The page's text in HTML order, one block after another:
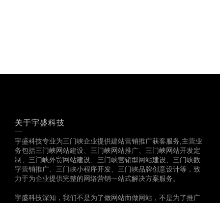
关于宇盛科技
宇盛科技专业为三门峡企业提供建站营销推广获客服务,主营业
务包括三门峡网站建设、三门峡网站推广、三门峡网站开发定
制、三门峡外贸网站建设、三门峡营销型网站建设、三门峡数
字营销推广、三门峡小程序开发、三门峡品牌创意设计等，致
力于为企业提供完整的网络营销一站式解决方案服务。
宇盛科技深知，我们不是为了做网站而做网站，不是为了推广